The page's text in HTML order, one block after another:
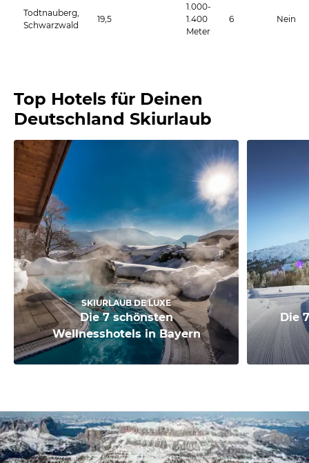
Todtnauberg,
Schwarzwald
19,5
1.000-
1.400
Meter
6 Nein
Top Hotels für Deinen
Deutschland Skiurlaub
SKIURLAUB DE LUXE
Die 7 schönsten
Wellnesshotels in Bayern
Die